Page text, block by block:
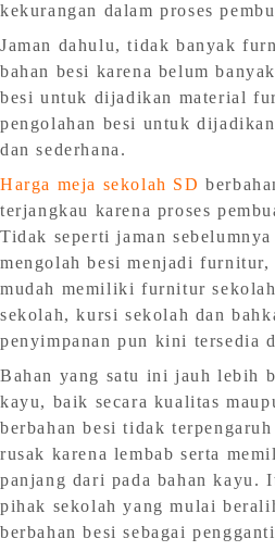
kekurangan dalam proses
Jaman dahulu, tidak banyak
bahan besi karena belum
besi untuk dijadikan material
pengolahan besi untuk
dan sederhana.
Harga meja sekolah SD
terjangkau karena proses
Tidak seperti jaman
mengolah besi menjadi
mudah memiliki furnitur
sekolah, kursi sekolah dan
penyimpanan pun kini tersedia
Bahan yang satu ini jauh lebih
kayu, baik secara kualitas
berbahan besi tidak
rusak karena lembab serta
panjang dari pada bahan kayu.
pihak sekolah yang mulai
berbahan besi sebagai